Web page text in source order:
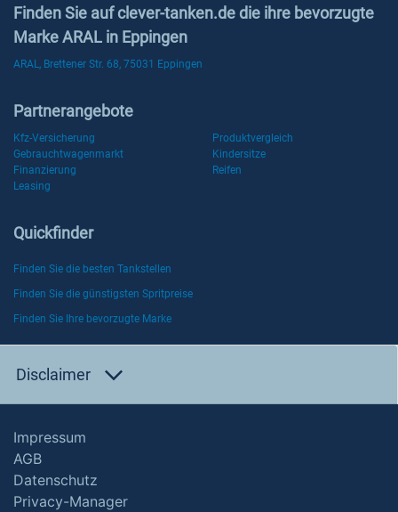
Finden Sie auf clever-tanken.de die ihre bevorzugte
Marke ARAL in Eppingen
ARAL, Brettener Str. 68, 75031 Eppingen
Partnerangebote
Kfz-Versicherung
Produktvergleich
Gebrauchtwagenmarkt
Kindersitze
Finanzierung
Reifen
Leasing
Quickfinder
Finden Sie die besten Tankstellen
Finden Sie die günstigsten Spritpreise
Finden Sie Ihre bevorzugte Marke
Disclaimer
Impressum
AGB
Datenschutz
Privacy-Manager